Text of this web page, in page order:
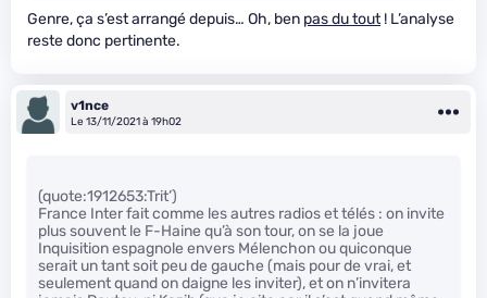
Genre, ça s’est arrangé depuis… Oh, ben pas du tout! L’analyse
reste donc pertinente.
v1nce
Le 13/11/2021 à 19h02
(quote:1912653:Trit’)
France Inter fait comme les autres radios et télés : on invite
plus souvent le F-Haine qu’à son tour, on se la joue
Inquisition espagnole envers Mélenchon ou quiconque
serait un tant soit peu de gauche (mais pour de vrai, et
seulement quand on daigne les inviter), et on n’invitera